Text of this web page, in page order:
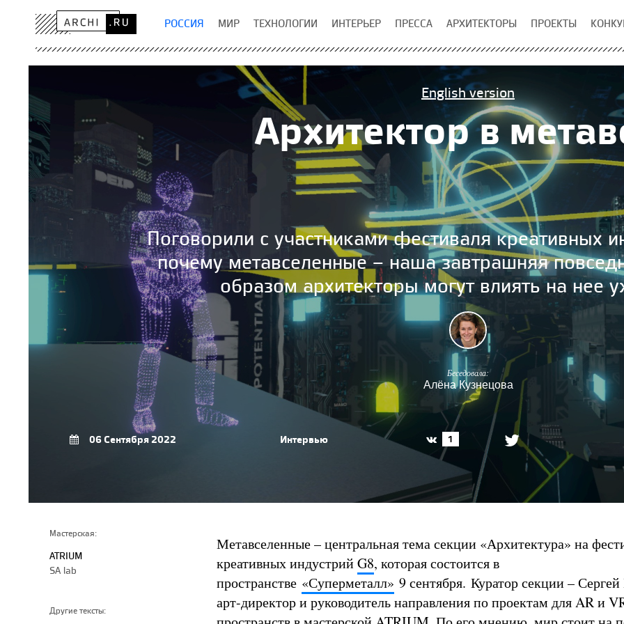
РОССИЯ МИР ТЕХНОЛОГИИ ИНТЕРЬЕР ПРЕССА АРХИТЕКТОРЫ ПРОЕКТЫ
English version
Архитектор в
Поговорили с участниками фестиваля креативных
почему метавселенные – наша завтрашняя
образом архитекторы могут влиять на нее
Беседовала:
Алёна Кузнецова
06 Сентября 2022 Интервью 1
Мастерская:
ATRIUM
SA lab
Другие тексты:
Метавселенные – центральная тема секции «Архитектура» на
креативных индустрийG8, которая состоится в
пространстве «Суперметалл» 9 сентября. Куратор секции –
арт-директор и руководитель направления по проектам для AR и